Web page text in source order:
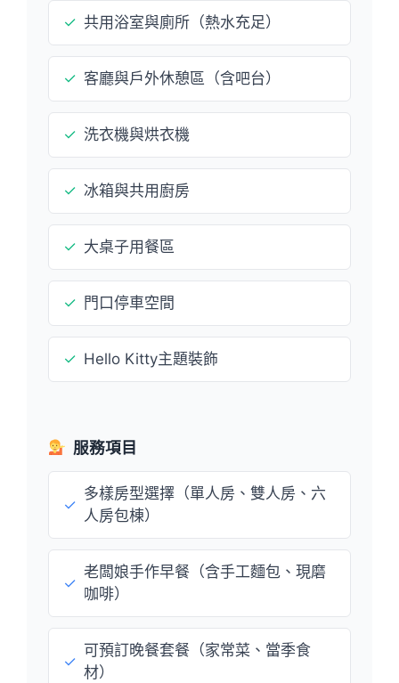
✓ 共用浴室與廁所（熱水充足）
✓ 客廳與戶外休憩區（含吧台）
✓ 洗衣機與烘衣機
✓ 冰箱與共用廚房
✓ 大桌子用餐區
✓ 門口停車空間
✓ Hello Kitty主題裝飾
服務項目
✓
多樣房型選擇（單人房、雙人房、六
人房包棟）
✓
老闆娘手作早餐（含手工麵包、現磨
咖啡）
✓
可預訂晚餐套餐（家常菜、當季食
材）